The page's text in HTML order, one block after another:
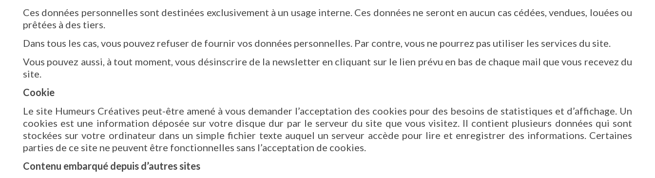
Ces données personnelles sont destinées exclusivement à un usage interne. Ces données ne seront en aucun cas cédées, vendues, louées ou
prêtées à des tiers.
Dans tous les cas, vous pouvez refuser de fournir vos données personnelles. Par contre, vous ne pourrez pas utiliser les services du site.
Vous pouvez aussi, à tout moment, vous désinscrire de la newsletter en cliquant sur le lien prévu en bas de chaque mail que vous recevez du
site.
Cookie
Le site Humeurs Créatives peut-être amené à vous demander l’acceptation des cookies pour des besoins de statistiques et d’affichage. Un
cookies est une information déposée sur votre disque dur par le serveur du site que vous visitez. Il contient plusieurs données qui sont
stockées sur votre ordinateur dans un simple fichier texte auquel un serveur accède pour lire et enregistrer des informations. Certaines
parties de ce site ne peuvent être fonctionnelles sans l’acceptation de cookies.
Contenu embarqué depuis d’autres sites